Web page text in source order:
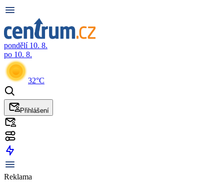
pondělí 10. 8.
po 10. 8.
32°C
Přihlášení
Reklama